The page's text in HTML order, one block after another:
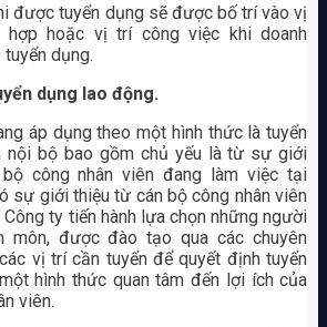
được tuyển dụng sẽ được bố trí vào vị
hoặc vị trí công việc khi doanh
dụng.
dụng lao động.
áp dụng theo một hình thức là tuyển
nội bộ bao gồm chủ yếu là từ sự giới
công nhân viên đang làm việc tại
sự giới thiệu từ cán bộ công nhân viên
ty tiến hành lựa chọn những người
môn, được đào tạo qua các chuyên
vị trí cần tuyển để quyết định tuyển
hình thức quan tâm đến lợi ích của
viên.